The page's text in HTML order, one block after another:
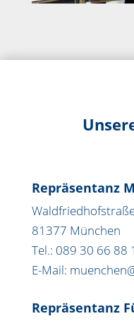
Repräsentanz
81377 München
Tel.: 089 30 66 88
E-Mail:
Repräsentanz